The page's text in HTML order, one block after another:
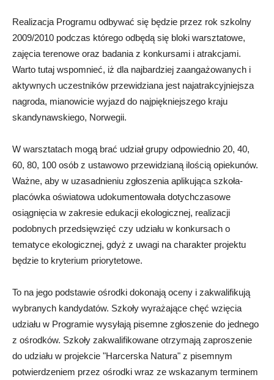
Realizacja Programu odbywać się będzie przez rok szkolny
2009/2010 podczas którego odbędą się bloki warsztatowe,
zajęcia terenowe oraz badania z konkursami i atrakcjami.
Warto tutaj wspomnieć, iż dla najbardziej zaangażowanych i
aktywnych uczestników przewidziana jest najatrakcyjniejsza
nagroda, mianowicie wyjazd do najpiękniejszego kraju
skandynawskiego, Norwegii.
W warsztatach mogą brać udział grupy odpowiednio 20, 40,
60, 80, 100 osób z ustawowo przewidzianą ilością opiekunów.
Ważne, aby w uzasadnieniu zgłoszenia aplikująca szkoła-
placówka oświatowa udokumentowała dotychczasowe
osiągnięcia w zakresie edukacji ekologicznej, realizacji
podobnych przedsięwzięć czy udziału w konkursach o
tematyce ekologicznej, gdyż z uwagi na charakter projektu
będzie to kryterium priorytetowe.
To na jego podstawie ośrodki dokonają oceny i zakwalifikują
wybranych kandydatów. Szkoły wyrażające chęć wzięcia
udziału w Programie wysyłają pisemne zgłoszenie do jednego
z ośrodków. Szkoły zakwalifikowane otrzymają zaproszenie
do udziału w projekcie "Harcerska Natura" z pisemnym
potwierdzeniem przez ośrodki wraz ze wskazanym terminem